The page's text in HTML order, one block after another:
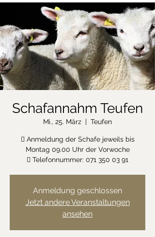
Schafannahm Teufen
Mi., 25. März
  |
Teufen
 Anmeldung der Schafe jeweils bis
Montag 09.00 Uhr der Vorwoche
 Telefonnummer: 071 350 03 91
Anmeldung geschlossen
Jetzt andere Veranstaltungen
ansehen